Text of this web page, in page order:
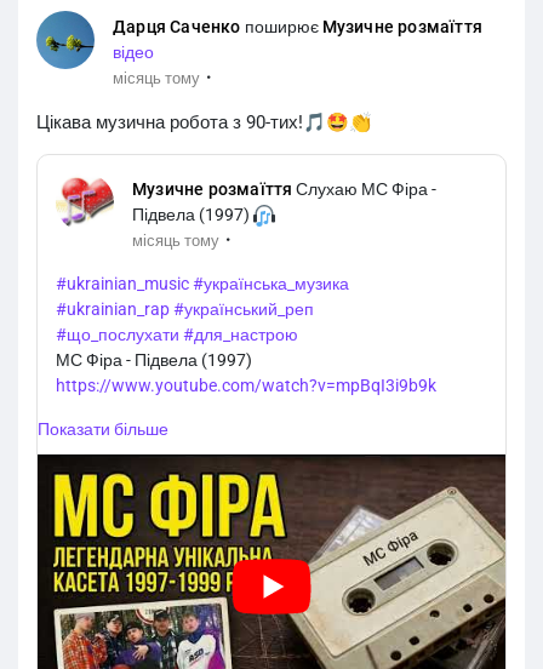
Дарця Саченко поширює Музичне розмаїття
відео
місяць тому ·
Цікава музична робота з 90-тих!🎵🤩👏
Музичне розмаїття Слухаю МС Фіра -
Підвела (1997)
місяць тому ·
#ukrainian_music#українська_музика
#ukrainian_rap#український_реп
#що_послухати #для_настрою
МС Фіра - Підвела (1997)
https://www.youtube.com/watch?v=mpBqI3i9b9k
Показати більше